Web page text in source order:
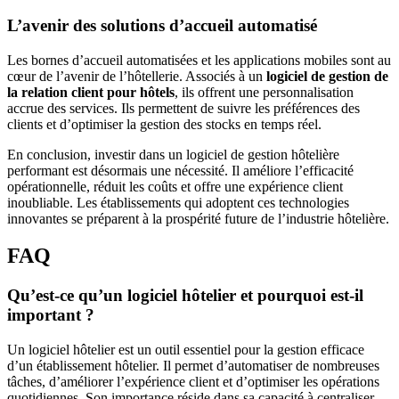
L’avenir des solutions d’accueil automatisé
Les bornes d’accueil automatisées et les applications mobiles sont au
cœur de l’avenir de l’hôtellerie. Associés à un logiciel de gestion de
la relation client pour hôtels, ils offrent une personnalisation
accrue des services. Ils permettent de suivre les préférences des
clients et d’optimiser la gestion des stocks en temps réel.
En conclusion, investir dans un logiciel de gestion hôtelière
performant est désormais une nécessité. Il améliore l’efficacité
opérationnelle, réduit les coûts et offre une expérience client
inoubliable. Les établissements qui adoptent ces technologies
innovantes se préparent à la prospérité future de l’industrie hôtelière.
FAQ
Qu’est-ce qu’un logiciel hôtelier et pourquoi est-il
important ?
Un logiciel hôtelier est un outil essentiel pour la gestion efficace
d’un établissement hôtelier. Il permet d’automatiser de nombreuses
tâches, d’améliorer l’expérience client et d’optimiser les opérations